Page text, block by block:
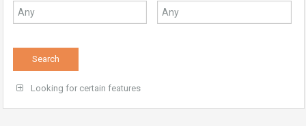
Looking for certain features